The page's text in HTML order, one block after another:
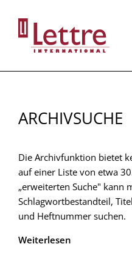
Inhalt
ARCHIVSUCHE
Die Archivfunktion bietet
auf einer Liste von etwa
„erweiterten Suche" kann
Schlagwortbestandteil,
und Heftnummer suchen.
Weiterlesen